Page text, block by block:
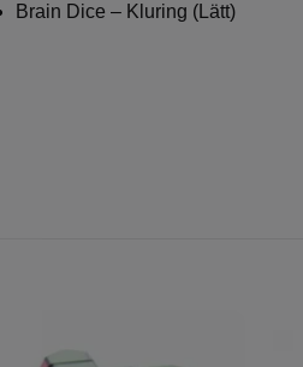
Brain Dice – Kluring (Lätt)